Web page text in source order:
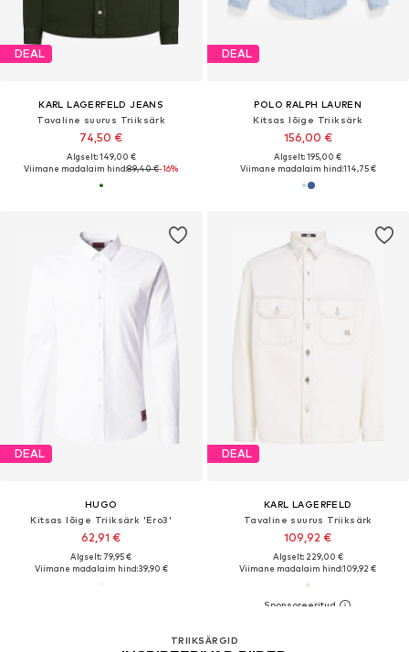
DEAL
KARL LAGERFELD JEANS
Tavaline suurus Triiksärk
74,50 €
Algselt: 149,00 €
Viimane madalaim hind:89,40 €-16%
DEAL
POLO RALPH LAUREN
Kitsas lõige Triiksärk
156,00 €
Algselt: 195,00 €
Viimane madalaim hind:114,75 €
DEAL
HUGO
Kitsas lõige Triiksärk 'Ero3'
62,91 €
Algselt: 79,95 €
Viimane madalaim hind:39,90 €
TRIIKSÄRGID
DEAL
KARL LAGERFELD
Tavaline suurus Triiksärk
109,92 €
Algselt: 229,00 €
Viimane madalaim hind:109,92 €